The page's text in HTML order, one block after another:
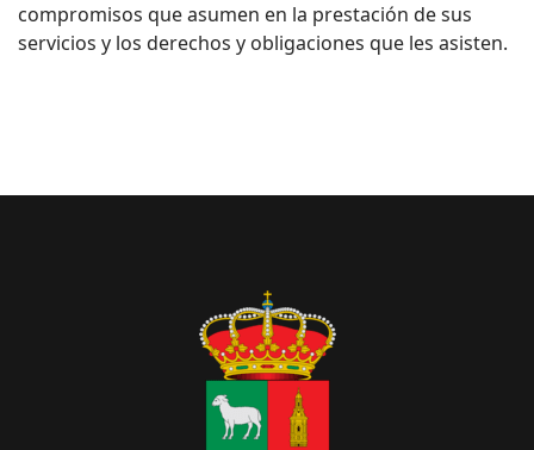
compromisos que asumen en la prestación de sus
servicios y los derechos y obligaciones que les asisten.